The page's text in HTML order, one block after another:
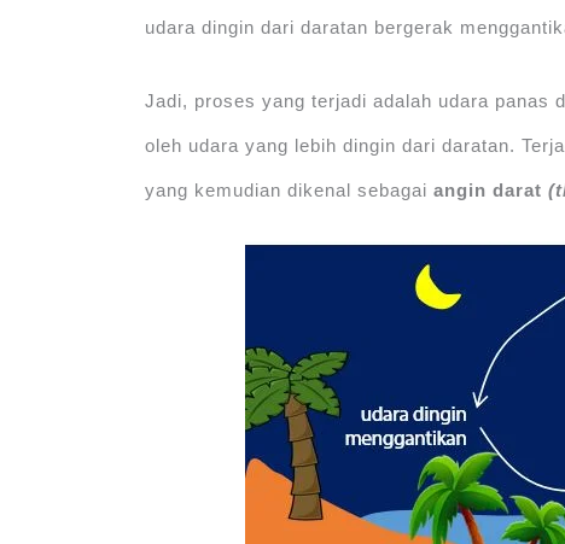
udara dingin dari daratan bergerak
Jadi, proses yang terjadi adalah udara panas
oleh udara yang lebih dingin dari daratan.
yang kemudian dikenal sebagaiangin darat